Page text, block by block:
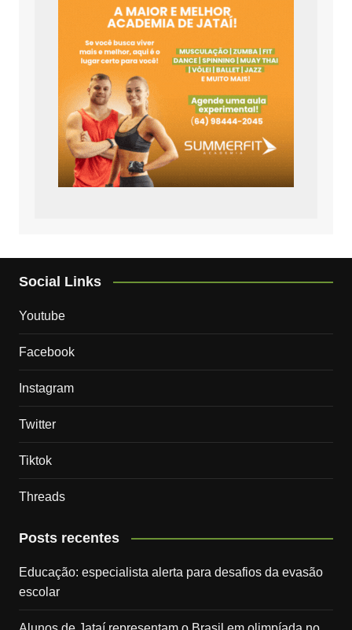
Social Links
Youtube
Facebook
Instagram
Twitter
Tiktok
Threads
Posts recentes
Educação: especialista alerta para desafios da evasão
escolar